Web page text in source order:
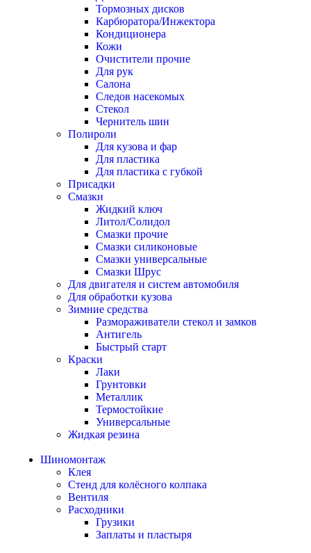
Тормозных дисков
Карбюратора/Инжектора
Кондиционера
Кожи
Очистители прочие
Для рук
Салона
Следов насекомых
Стекол
Чернитель шин
Полироли
Для кузова и фар
Для пластика
Для пластика с губкой
Присадки
Смазки
Жидкий ключ
Литол/Солидол
Смазки прочие
Смазки силиконовые
Смазки универсальные
Смазки Шрус
Для двигателя и систем автомобиля
Для обработки кузова
Зимние средства
Размораживатели стекол и замков
Антигель
Быстрый старт
Краски
Лаки
Грунтовки
Металлик
Термостойкие
Универсальные
Жидкая резина
Шиномонтаж
Клея
Стенд для колёсного колпака
Вентиля
Расходники
Грузики
Заплаты и пластыря